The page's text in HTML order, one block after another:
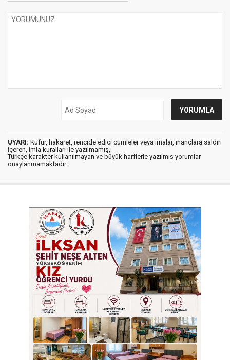
UYARI: Küfür, hakaret, rencide edici cümleler veya imalar, inançlara saldırı
içeren, imla kuralları ile yazılmamış,
Türkçe karakter kullanılmayan ve büyük harflerle yazılmış yorumlar
onaylanmamaktadır.